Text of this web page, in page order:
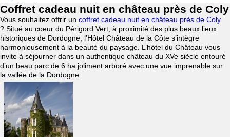
Coffret cadeau nuit en château près de Coly
Vous souhaitez offrir un coffret cadeau nuit en château près de Coly
? Situé au coeur du Périgord Vert, à proximité des plus beaux lieux
historiques de Dordogne, l’Hôtel Château de la Côte s’intègre
harmonieusement à la beauté du paysage. L’hôtel du Château vous
invite à séjourner dans un authentique château du XVe siècle entouré
d’un beau parc de 6 ha joliment arboré avec une vue imprenable sur
la vallée de la Dordogne.